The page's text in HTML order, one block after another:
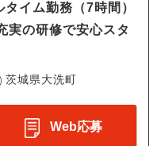
イム勤務（7時間）
実の研修で安心スタ
茨城県大洗町
Web応募